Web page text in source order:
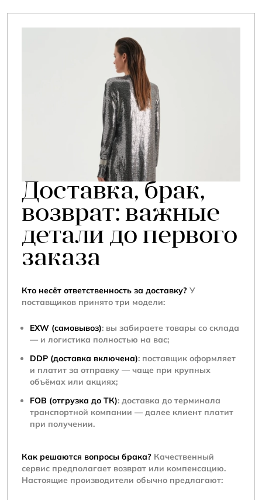
Доставка, брак,
возврат: важные
детали до первого
заказа
Кто несёт ответственность за доставку? У
поставщиков принято три модели:
EXW (самовывоз): вы забираете товары со склада
— и логистика полностью на вас;
DDP (доставка включена): поставщик оформляет
и платит за отправку — чаще при крупных
объёмах или акциях;
FOB (отгрузка до ТК): доставка до терминала
транспортной компании — далее клиент платит
при получении.
Как решаются вопросы брака? Качественный
сервис предполагает возврат или компенсацию.
Настоящие производители обычно предлагают: